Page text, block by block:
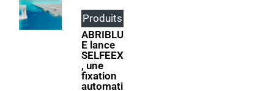
Produits
ABRIBLU
E lance
SELFEEX
, une
fixation
automati